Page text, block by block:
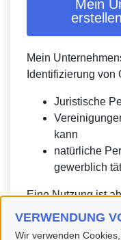
VERWENDUNG
Wir verwenden
Mein
Mein
Identifizierung von
Juristische
kann
natürliche
gewerblich
Eine Nutzung ist
Sinne von § 1 Abs.